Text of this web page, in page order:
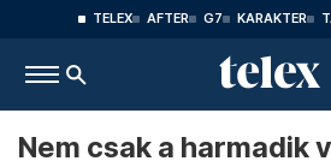
TELEX AFTER G7 KARAKTER
Nem csak a harmadik